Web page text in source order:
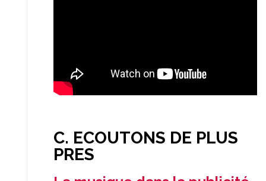
C. ECOUTONS DE PLUS
PRES